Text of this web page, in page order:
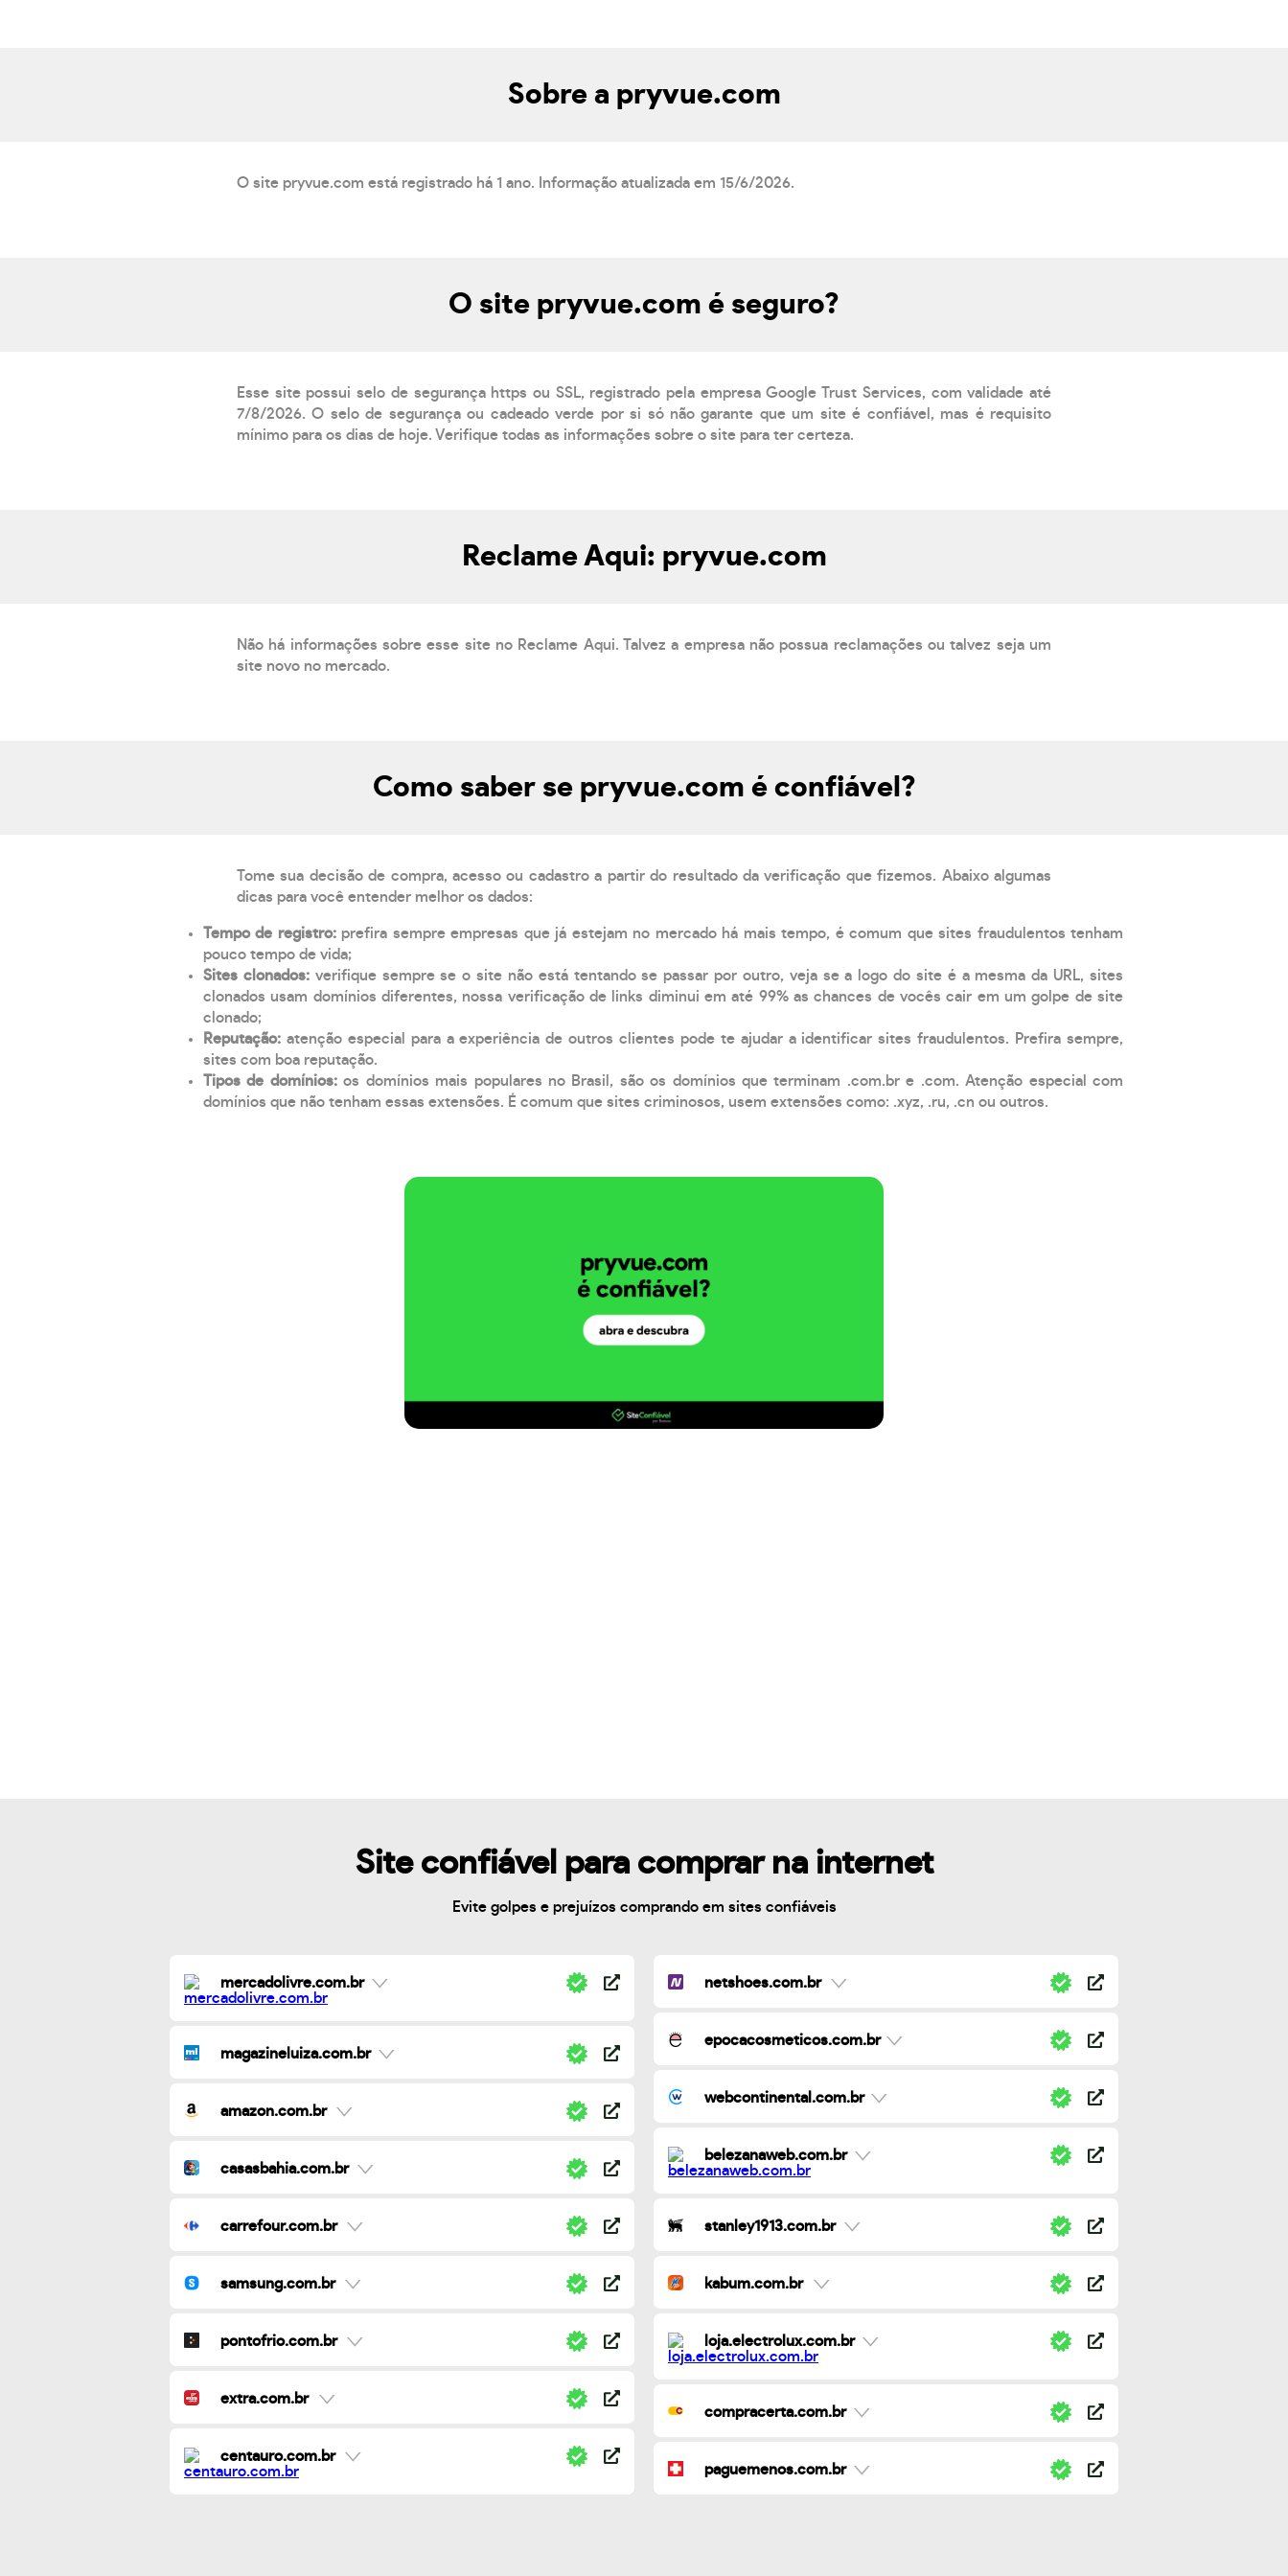
Sobre a pryvue.com
O site pryvue.com está registrado há 1 ano. Informação atualizada em 15/6/2026.
O site pryvue.com é seguro?
Esse site possui selo de segurança https ou SSL, registrado pela empresa Google Trust Services, com validade até
7/8/2026. O selo de segurança ou cadeado verde por si só não garante que um site é confiável, mas é requisito
mínimo para os dias de hoje. Verifique todas as informações sobre o site para ter certeza.
Reclame Aqui: pryvue.com
Não há informações sobre esse site no Reclame Aqui. Talvez a empresa não possua reclamações ou talvez seja um
site novo no mercado.
Como saber se pryvue.com é confiável?
Tome sua decisão de compra, acesso ou cadastro a partir do resultado da verificação que fizemos. Abaixo algumas
dicas para você entender melhor os dados:
Tempo de registro: prefira sempre empresas que já estejam no mercado há mais tempo, é comum que sites fraudulentos tenham
pouco tempo de vida;
Sites clonados: verifique sempre se o site não está tentando se passar por outro, veja se a logo do site é a mesma da URL, sites
clonados usam domínios diferentes, nossa verificação de links diminui em até 99% as chances de vocês cair em um golpe de site
clonado;
Reputação: atenção especial para a experiência de outros clientes pode te ajudar a identificar sites fraudulentos. Prefira sempre,
sites com boa reputação.
Tipos de domínios:os domínios mais populares no Brasil, são os domínios que terminam .com.br e .com. Atenção especial com
domínios que não tenham essas extensões. É comum que sites criminosos, usem extensões como: .xyz, .ru, .cn ou outros.
Site confiável para comprar na internet
Evite golpes e prejuízos comprando em sites confiáveis
mercadolivre.com.br
magazineluiza.com.br
amazon.com.br
casasbahia.com.br
carrefour.com.br
samsung.com.br
pontofrio.com.br
extra.com.br
centauro.com.br
netshoes.com.br
epocacosmeticos.com.br
webcontinental.com.br
belezanaweb.com.br
stanley1913.com.br
kabum.com.br
loja.electrolux.com.br
compracerta.com.br
paguemenos.com.br